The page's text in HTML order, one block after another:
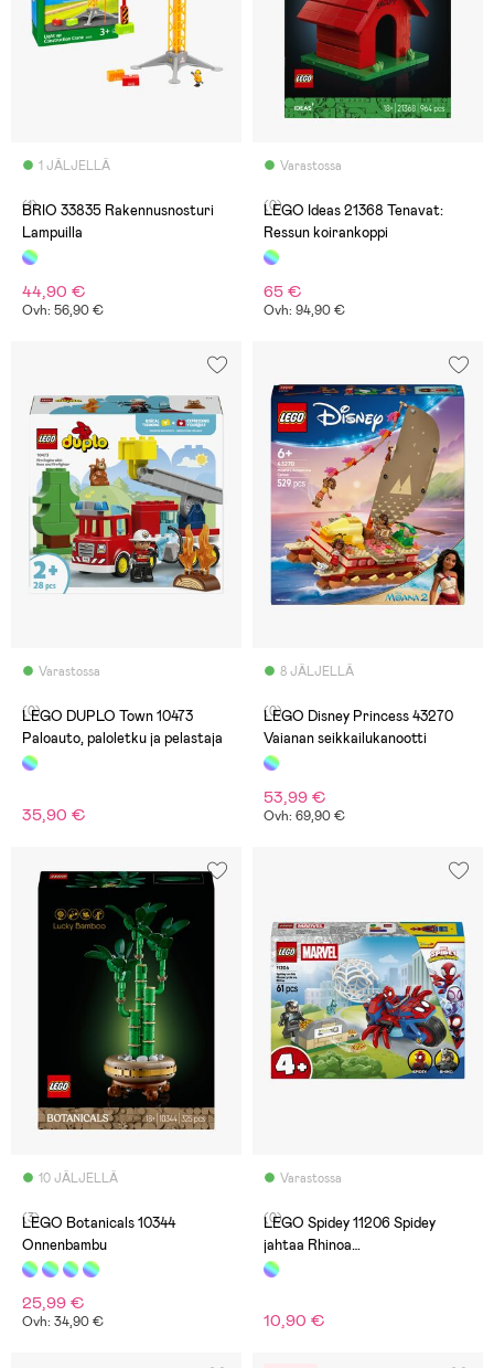
1 JÄLJELLÄ
(1)
BRIO 33835 Rakennusnosturi
Lampuilla
44,90 €
Ovh: 56,90 €
Varastossa
(0)
LEGO Ideas 21368 Tenavat:
Ressun koirankoppi
65 €
Ovh: 94,90 €
Varastossa
(0)
LEGO DUPLO Town 10473
Paloauto, paloletku ja pelastaja
35,90 €
8 JÄLJELLÄ
(0)
LEGO Disney Princess 43270
Vaianan seikkailukanootti
53,99 €
Ovh: 69,90 €
10 JÄLJELLÄ
(3)
LEGO Botanicals 10344
Onnenbambu
25,99 €
Ovh: 34,90 €
Varastossa
(0)
LEGO Spidey 11206 Spidey
jahtaa Rhinoa
moottoripyörällään
10,90 €